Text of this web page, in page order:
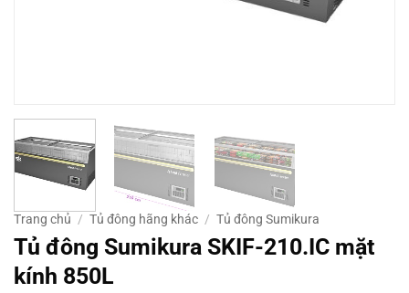
Trang chủ / Tủ đông hãng khác / Tủ đông Sumikura
Tủ đông Sumikura SKIF-210.IC mặt
kính 850L